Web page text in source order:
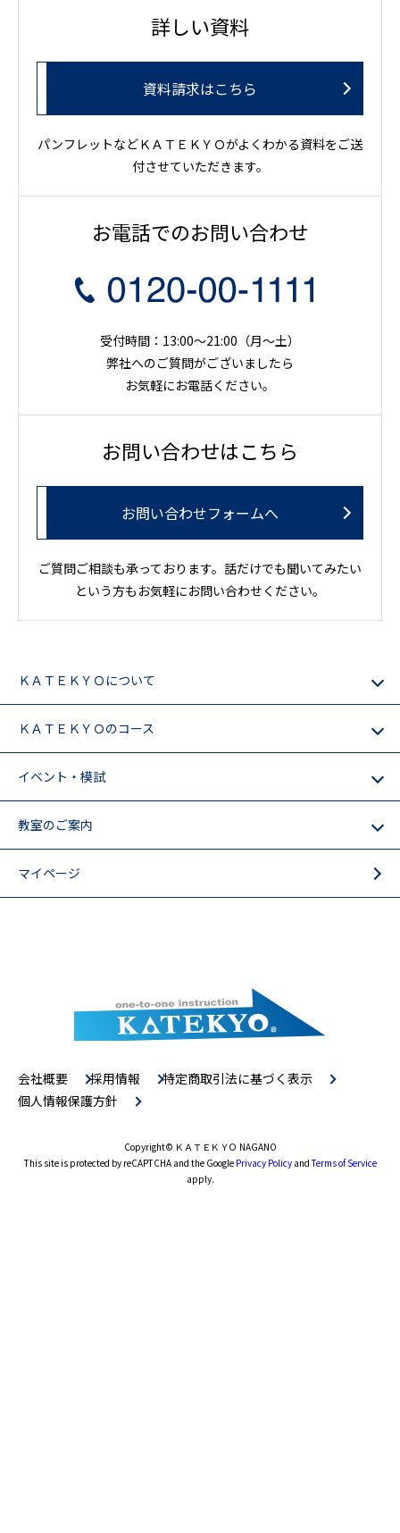
詳しい資料
資料請求はこちら
パンフレットなどＫＡＴＥＫＹＯがよくわかる資料をご送
付させていただきます。
お電話でのお問い合わせ
受付時間：13:00～21:00（月〜土）
弊社へのご質問がございましたら
お気軽にお電話ください。
お問い合わせはこちら
お問い合わせフォームへ
ご質問ご相談も承っております。話だけでも聞いてみたい
という方もお気軽にお問い合わせください。
ＫＡＴＥＫＹＯについて
ＫＡＴＥＫＹＯのコース
イベント・模試
教室のご案内
マイページ
会社概要 採用情報
特定商取引法に基づく表示
個人情報保護方針
Copyright© ＫＡＴＥＫＹＯ NAGANO
This site is protected by reCAPTCHA and the Google Privacy PolicyandTerms of Service
apply.